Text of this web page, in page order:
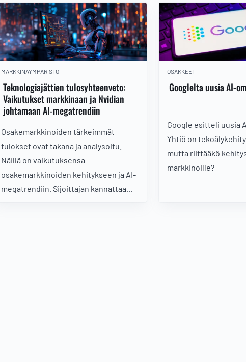
Onko tällä hetkellä hyvä paikka hypätä
kyytiin?
ohjeistusten ja
mukaan. Tuloskausi
teknologiajättien
sijoittajan kannattaa
taakse ennen
MARKKINAYMPÄRISTÖ
Teknologiajättien tulosyhteenveto:
Vaikutukset markkinaan ja Nvidian
johtamaan AI-megatrendiin
Osakemarkkinoiden tärkeimmät
tulokset ovat takana ja analysoitu.
Näillä on vaikutuksensa
osakemarkkinoiden kehitykseen ja AI-
megatrendiin. Sijoittajan kannattaa
OSAKKEET
Googlelta uusia AI-
Google esitteli uusia
Yhtiö on
mutta riittääkö
markkinoille?